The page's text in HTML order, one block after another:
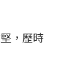
，歷時